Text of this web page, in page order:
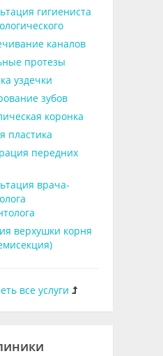
гигиениста
каналов
протезы
уздечки
зубов
коронка
пластика
передних
врача-
верхушки корня
все услуги